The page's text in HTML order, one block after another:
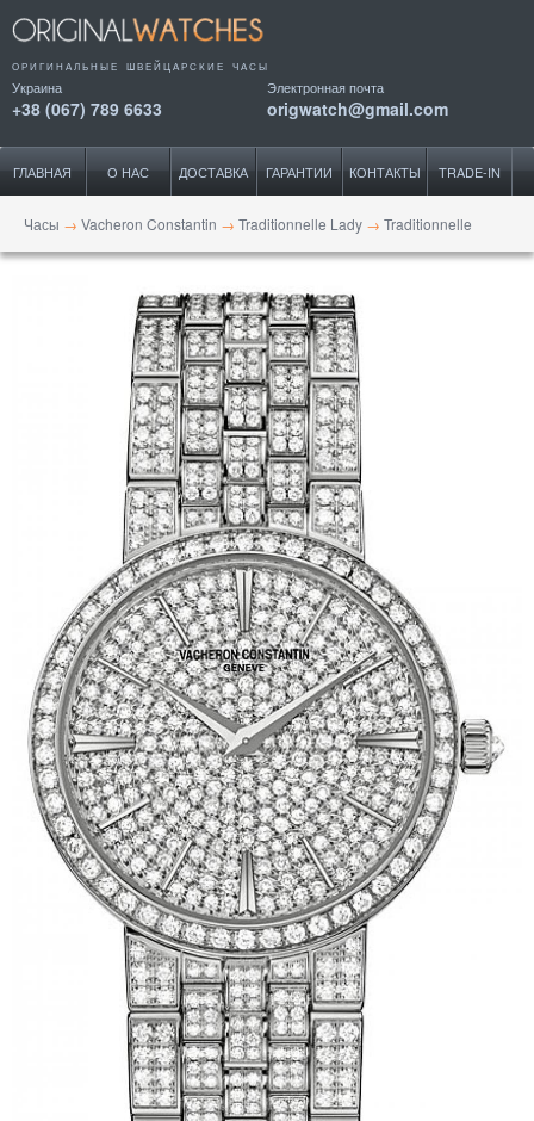
ОРИГИНАЛЬНЫЕ ШВЕЙЦАРСКИЕ ЧАСЫ
Украина
+38 (067) 789 6633
Электронная почта
origwatch@gmail.com
ГЛАВНАЯ О НАС ДОСТАВКА ГАРАНТИИ КОНТАКТЫ TRADE-IN
Часы → Vacheron Constantin → Traditionnelle Lady → Traditionnelle